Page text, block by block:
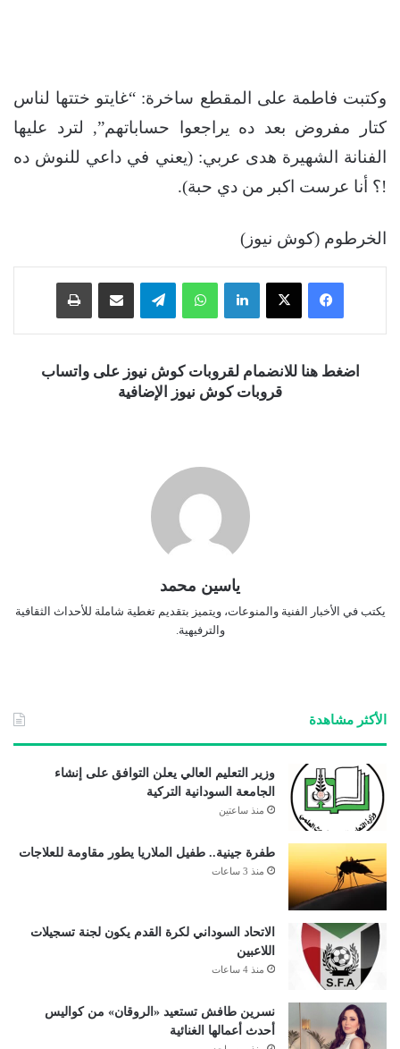
وكتبت فاطمة على المقطع ساخرة: “غايتو ختتها لناس
كتار مفروض بعد ده يراجعوا حساباتهم”, لترد عليها
الفنانة الشهيرة هدى عربي: (يعني في داعي للنوش ده
!؟ أنا عرست اكبر من دي حبة).
الخرطوم (كوش نيوز)
فيسبوك ‫X لينكدإن واتساب تيلقرام
اضغط هنا للانضمام لقروبات كوش نيوز على واتساب
قروبات كوش نيوز الإضافية
ياسين محمد
يكتب في الأخبار الفنية والمنوعات، ويتميز بتقديم تغطية شاملة للأحداث الثقافية
والترفيهية.
الأكثر مشاهدة
وزير التعليم العالي يعلن التوافق على إنشاء
الجامعة السودانية التركية
منذ ساعتين
طفرة جينية.. طفيل الملاريا يطور مقاومة للعلاجات
منذ 3 ساعات
الاتحاد السوداني لكرة القدم يكون لجنة تسجيلات
اللاعبين
منذ 4 ساعات
نسرين طافش تستعيد «الروقان» من كواليس
أحدث أعمالها الغنائية